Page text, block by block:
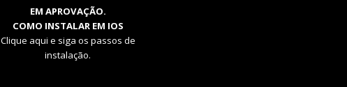
EM APROVAÇÃO.
COMO INSTALAR EM IOS
Clique aqui e siga os passos de
instalação.